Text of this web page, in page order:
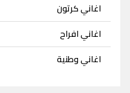
اغاني كرتون
اغاني افراح
اغاني وطنية